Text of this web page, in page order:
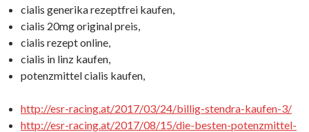
cialis generika rezeptfrei kaufen,
cialis 20mg original preis,
cialis rezept online,
cialis in linz kaufen,
potenzmittel cialis kaufen,
http://esr-racing.at/2017/03/24/billig-stendra-kaufen-3/
http://esr-racing.at/2017/08/15/die-besten-potenzmittel-